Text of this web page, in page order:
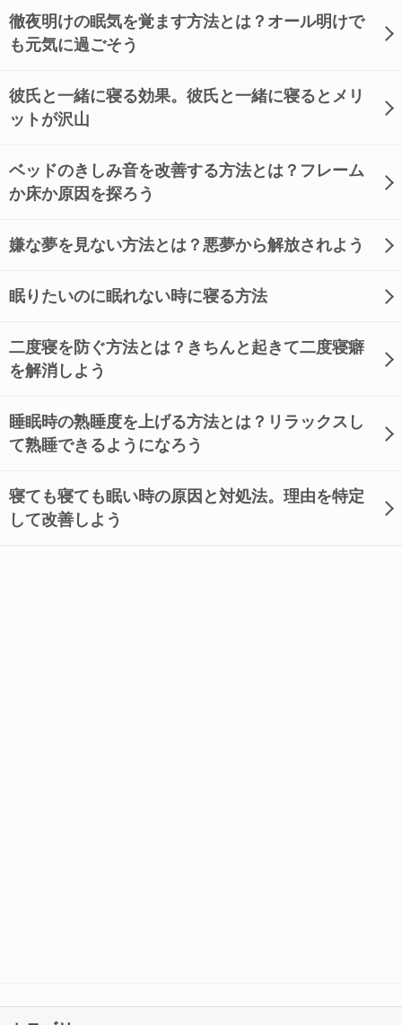
徹夜明けの眠気を覚ます方法とは？オール明けで
も元気に過ごそう
彼氏と一緒に寝る効果。彼氏と一緒に寝るとメリ
ットが沢山
ベッドのきしみ音を改善する方法とは？フレーム
か床か原因を探ろう
嫌な夢を見ない方法とは？悪夢から解放されよう
眠りたいのに眠れない時に寝る方法
二度寝を防ぐ方法とは？きちんと起きて二度寝癖
を解消しよう
睡眠時の熟睡度を上げる方法とは？リラックスし
て熟睡できるようになろう
寝ても寝ても眠い時の原因と対処法。理由を特定
して改善しよう